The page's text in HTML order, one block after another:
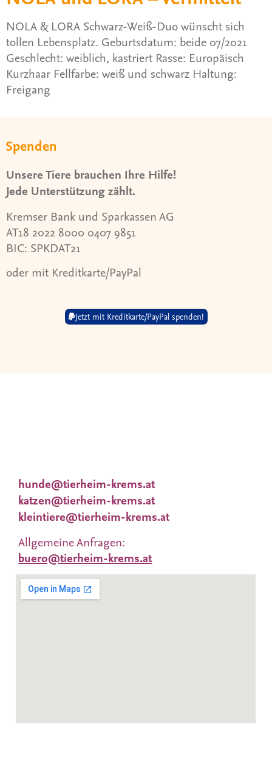
NOLA & LORA Schwarz-Weiß-Duo wünscht sich
tollen Lebensplatz. Geburtsdatum: beide 07/2021
Geschlecht: weiblich, kastriert Rasse: Europäisch
Kurzhaar Fellfarbe: weiß und schwarz Haltung:
Freigang
Spenden
Unsere Tiere brauchen Ihre Hilfe!
Jede Unterstützung zählt.
Kremser Bank und Sparkassen AG
AT18 2022 8000 0407 9851
BIC: SPKDAT21
oder mit Kreditkarte/PayPal
Jetzt mit Kreditkarte/PayPal spenden!
hunde@tierheim-krems.at
katzen@tierheim-krems.at
kleintiere@tierheim-krems.at
Allgemeine Anfragen:
buero@tierheim-krems.at